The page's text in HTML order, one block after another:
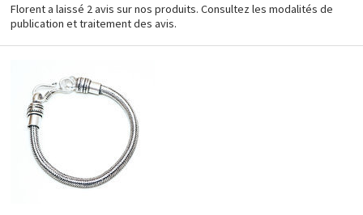
Florent a laissé 2 avis sur nos produits. Consultez lesmodalités de
publication et traitement des avis.